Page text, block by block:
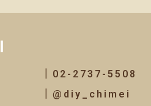
｜02-2737-5508
｜@diy_chimei